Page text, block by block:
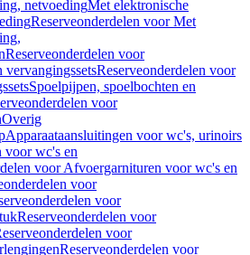
netvoedingMet elektronische
Reserveonderdelen voor Met
Reserveonderdelen voor
Reserveonderdelen voor
Spoelpijpen, spoelbochten en
voor
Overig
Apparaataansluitingen voor wc's, urinoirs
voor wc's en
voor Afvoergarnituren voor wc's en
voor
voor
Reserveonderdelen voor
voor
Reserveonderdelen voor